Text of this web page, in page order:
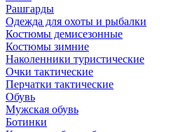
Рашгарды
Одежда для охоты и рыбалки
Костюмы демисезонные
Костюмы зимние
Наколенники туристические
Очки тактические
Перчатки тактические
Обувь
Мужская обувь
Ботинки